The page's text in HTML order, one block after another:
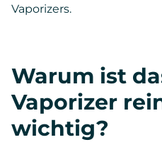
Vaporizers.
Warum ist
Vaporizer
wichtig?